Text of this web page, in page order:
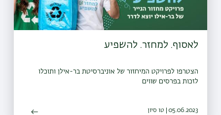
לאסוף. למחזר. להשפיע
הצטרפו לפרויקט המיחזור של אוניברסיטת בר-אילן ותוכלו
לזכות בפרסים שווים
05.06.2023 | טו סיון